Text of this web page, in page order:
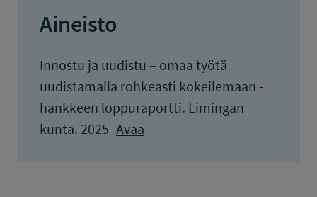
Aineisto
Innostu ja uudistu – omaa työtä
uudistamalla rohkeasti kokeilemaan -
hankkeen loppuraportti. Limingan
kunta. 2025-Avaa